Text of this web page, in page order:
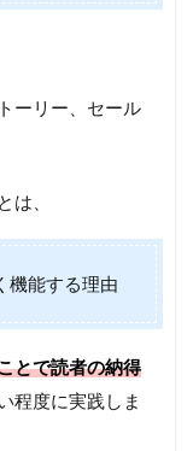
ーリー、セール
は、
機能する理由
とで読者の納得
程度に実践しま